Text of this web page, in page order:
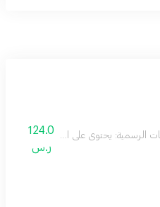
الرسمية: يحتوي على اليوسفي، وزهر
124.0
ر.س